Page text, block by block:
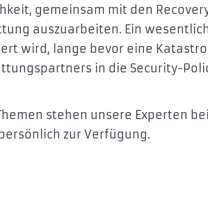
gemeinsam mit den
auszuarbeiten. Ein
wird, lange bevor eine
in die Security-
stehen unsere Experten
zur Verfügung.